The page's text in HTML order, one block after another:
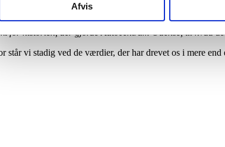
Afvis
åbnede dørene hos Autocentrum Odense for
for historien, der gjorde Autocentrum Odense, til hvad
står vi stadig ved de værdier, der har drevet os i mere